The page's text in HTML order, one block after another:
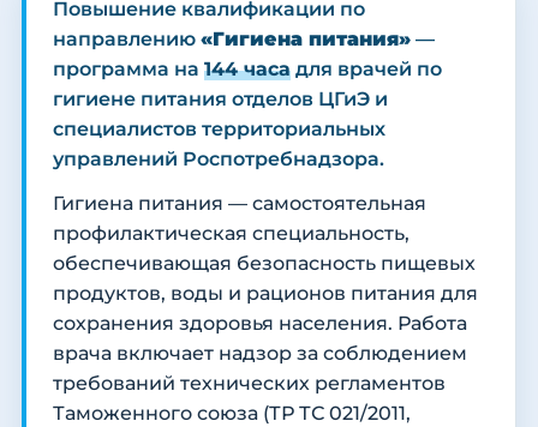
Повышение квалификации по
направлению «Гигиена питания» —
программа на 144 часа для врачей по
гигиене питания отделов ЦГиЭ и
специалистов территориальных
управлений Роспотребнадзора.
Гигиена питания — самостоятельная
профилактическая специальность,
обеспечивающая безопасность пищевых
продуктов, воды и рационов питания для
сохранения здоровья населения. Работа
врача включает надзор за соблюдением
требований технических регламентов
Таможенного союза (ТР ТС 021/2011,